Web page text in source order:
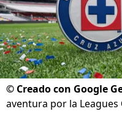
© Creado con Google
aventura por la Leagues